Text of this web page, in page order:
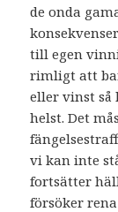
de onda
till egen
rimligt att
eller vinst så
helst. Det
vi kan inte
fortsätter
försöker